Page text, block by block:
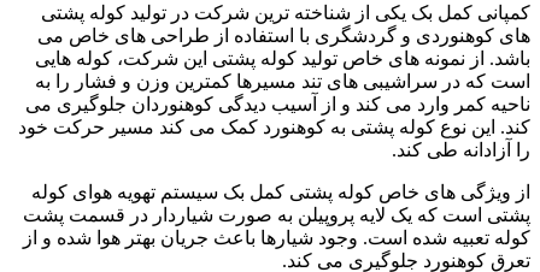
کمپانی کمل بک یکی از شناخته ترین شرکت در تولید کوله پشتی
های کوهنوردی و گردشگری با استفاده از طراحی های خاص می
باشد. از نمونه های خاص تولید کوله پشتی این شرکت، کوله هایی
است که در سراشیبی های تند مسیرها کمترین وزن و فشار را به
ناحیه کمر وارد می کند و از آسیب دیدگی کوهنوردان جلوگیری می
کند. این نوع کوله پشتی به کوهنورد کمک می کند مسیر حرکت خود
را آزادانه طی کند.
از ویژگی های خاص کوله پشتی کمل بک سیستم تهویه هوای کوله
پشتی است که یک لایه پروپیلن به صورت شیاردار در قسمت پشت
کوله تعبیه شده است. وجود شیارها باعث جریان بهتر هوا شده و از
تعرق کوهنورد جلوگیری می کند.